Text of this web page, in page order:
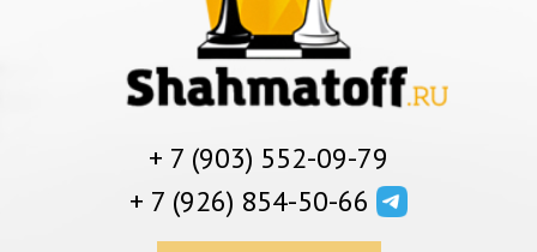
+ 7 (903) 552-09-79
+ 7 (926) 854-50-66